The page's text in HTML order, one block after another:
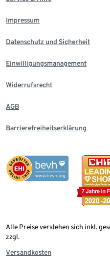
Impressum
Datenschutz und Sicherheit
Einwilligungsmanagement
Widerrufsrecht
AGB
Barrierefreiheitserklärung
Alle Preise verstehen sich inkl.
zzgl.
Versandkosten